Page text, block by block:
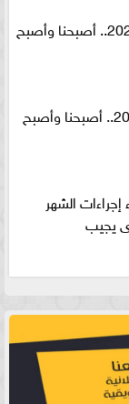
أذكار الصباح الثلاثاء 4-8- 2026.. أصبحنا وأصبح
أذكار الصباح الأحد 2-8- 2026.. أصبحنا وأصبح
الشهر
يجيب